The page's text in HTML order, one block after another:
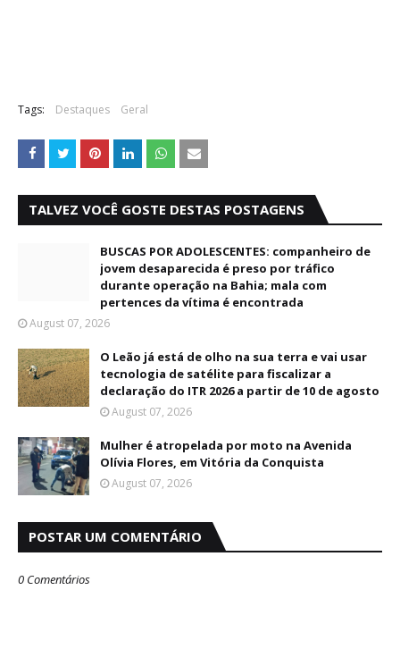
Tags: Destaques Geral
TALVEZ VOCÊ GOSTE DESTAS POSTAGENS
BUSCAS POR ADOLESCENTES: companheiro de
jovem desaparecida é preso por tráfico
durante operação na Bahia; mala com
pertences da vítima é encontrada
August 07, 2026
O Leão já está de olho na sua terra e vai usar
tecnologia de satélite para fiscalizar a
declaração do ITR 2026 a partir de 10 de agosto
August 07, 2026
Mulher é atropelada por moto na Avenida
Olívia Flores, em Vitória da Conquista
August 07, 2026
POSTAR UM COMENTÁRIO
0 Comentários